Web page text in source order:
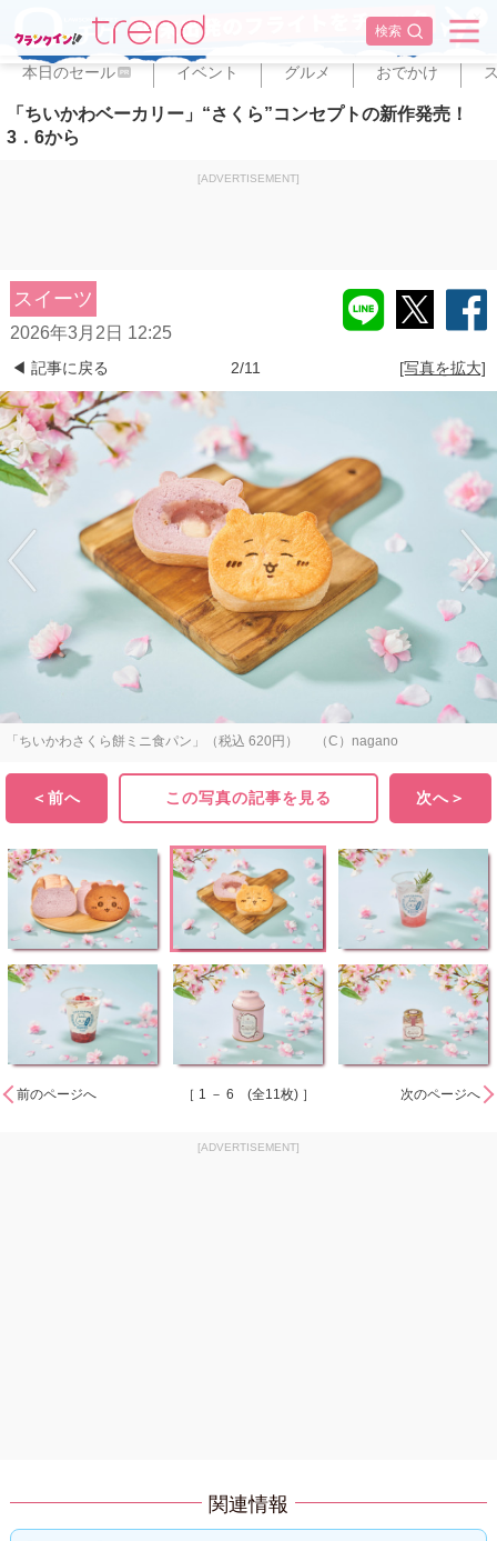
検索
✕
本日のセール PR イベント グルメ おでかけ
「ちいかわベーカリー」“さくら”コンセプトの新作発売！
3．6から
[ADVERTISEMENT]
スイーツ
2026年3月2日 12:25
◀ 記事に戻る 2/11 [写真を拡大]
「ちいかわさくら餅ミニ食パン」（税込 620円） （C）nagano
＜前へ この写真の記事を見る 次へ＞
前のページへ ［ 1 － 6 (全11枚) ］ 次のページへ
[ADVERTISEMENT]
関連情報